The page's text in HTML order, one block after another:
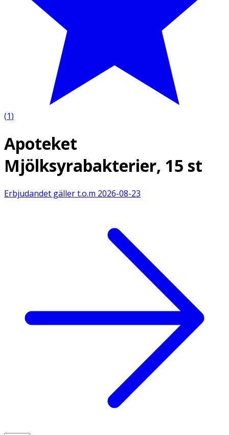
(1)
Apoteket
Mjölksyrabakterier, 15 st
Erbjudandet gäller t.o.m 2026-08-23